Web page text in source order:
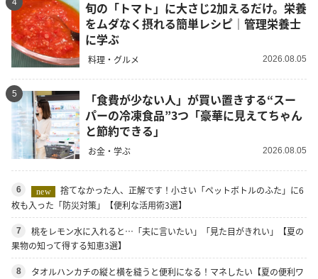
4
旬の「トマト」に大さじ2加えるだけ。栄養
をムダなく摂れる簡単レシピ｜管理栄養士
に学ぶ
料理・グルメ 2026.08.05
5
「食費が少ない人」が買い置きする“スー
パーの冷凍食品”3つ「豪華に見えてちゃん
と節約できる」
お金・学ぶ 2026.08.05
6 new
捨てなかった人、正解です！小さい「ペットボトルのふた」に6
枚も入った「防災対策」【便利な活用術3選】
7
桃をレモン水に入れると…「夫に言いたい」「見た目がきれい」【夏の
果物の知って得する知恵3選】
8
タオルハンカチの縦と横を縫うと便利になる！マネしたい【夏の便利ワ